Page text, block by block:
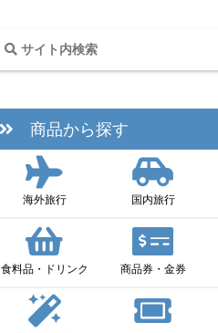
商品から探す
海外旅行 国内旅行
食料品・ドリンク 商品券・金券